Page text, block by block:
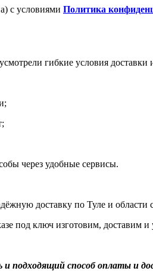
с условиями Политика
гибкие условия доставки
через удобные сервисы.
доставку по Туле и области
под ключ изготовим, доставим
подходящий способ оплаты и